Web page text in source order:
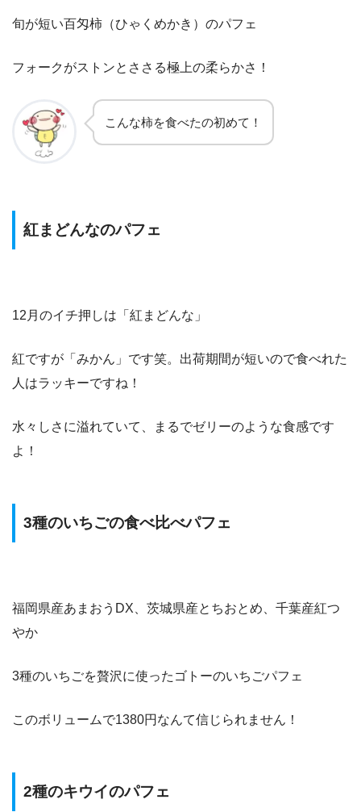
旬が短い百匁柿（ひゃくめかき）のパフェ
フォークがストンとささる極上の柔らかさ！
こんな柿を食べたの初めて！
紅まどんなのパフェ
12月のイチ押しは「紅まどんな」
紅ですが「みかん」です笑。出荷期間が短いので食べれた
人はラッキーですね！
水々しさに溢れていて、まるでゼリーのような食感です
よ！
3種のいちごの食べ比べパフェ
福岡県産あまおうDX、茨城県産とちおとめ、千葉産紅つ
やか
3種のいちごを贅沢に使ったゴトーのいちごパフェ
このボリュームで1380円なんて信じられません！
2種のキウイのパフェ